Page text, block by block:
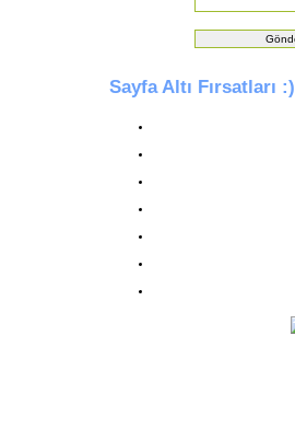
Sayfa Altı Fırsatları :)